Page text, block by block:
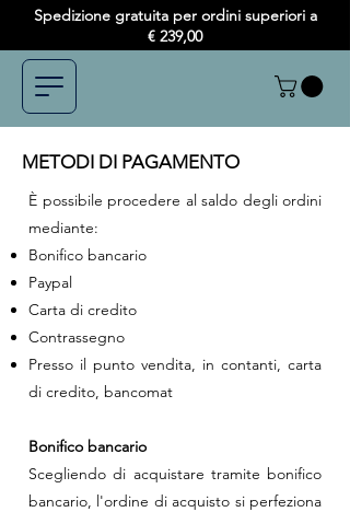
Spedizione gratuita per ordini superiori a
€ 239,00
METODI DI PAGAMENTO
È possibile procedere al saldo degli ordini
mediante:
Bonifico bancario
Paypal
Carta di credito
Contrassegno
Presso il punto vendita, in contanti, carta
di credito, bancomat
Bonifico bancario
Scegliendo di acquistare tramite bonifico
bancario, l'ordine di acquisto si perfeziona